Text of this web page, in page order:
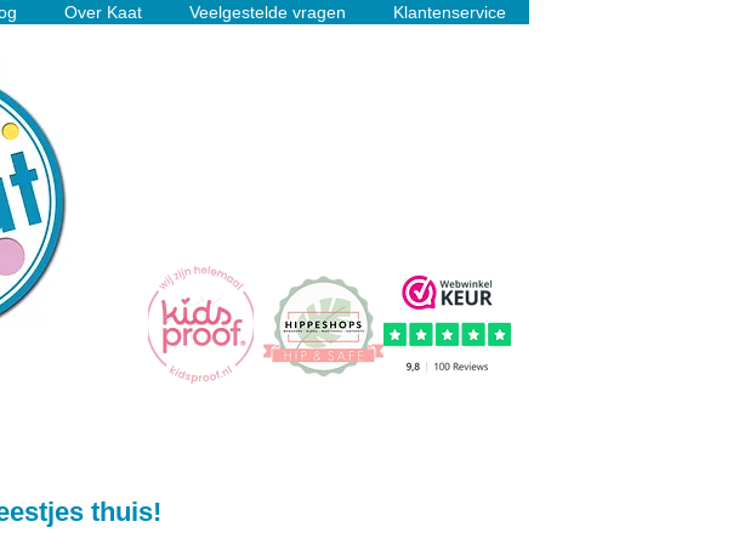
thuis!
Over Kaat Veelgestelde vragen Klantenservice